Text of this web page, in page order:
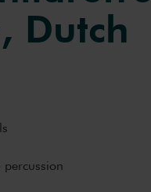
Dutch
percussion